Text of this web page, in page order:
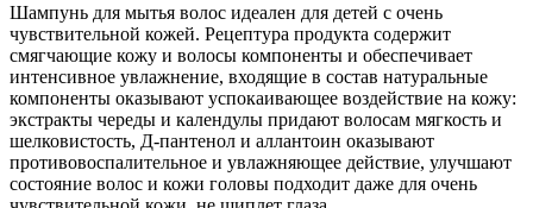
Шампунь для мытья волос идеален для детей с очень
чувствительной кожей. Рецептура продукта содержит
смягчающие кожу и волосы компоненты и обеспечивает
интенсивное увлажнение, входящие в состав натуральные
компоненты оказывают успокаивающее воздействие на кожу:
экстракты череды и календулы придают волосам мягкость и
шелковистость, Д-пантенол и аллантоин оказывают
противовоспалительное и увлажняющее действие, улучшают
состояние волос и кожи головы подходит даже для очень